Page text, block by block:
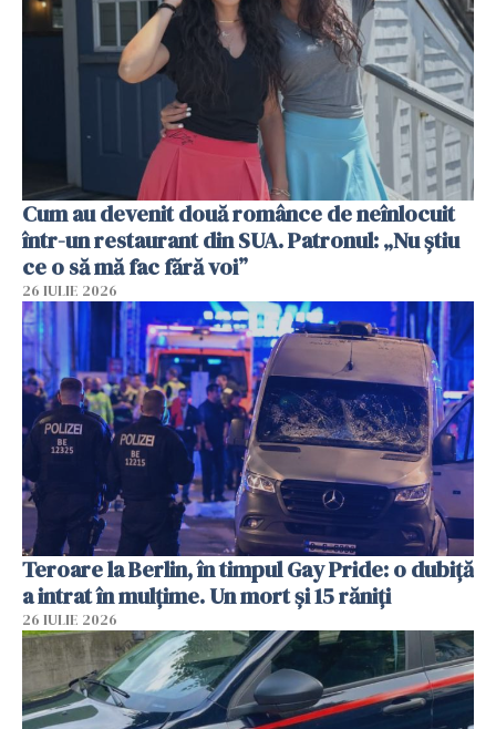
Cum au devenit două românce de neînlocuit
într-un restaurant din SUA. Patronul: „Nu știu
ce o să mă fac fără voi”
26 IULIE 2026
Teroare la Berlin, în timpul Gay Pride: o dubiță
a intrat în mulțime. Un mort și 15 răniți
26 IULIE 2026